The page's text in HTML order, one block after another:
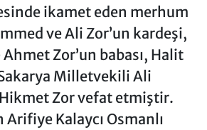
ikamet eden merhum
ve Ali Zor’un kardeşi,
Zor’un babası, Halit
Milletvekili Ali
Hikmet Zor vefat etmiştir.
Arifiye Kalaycı Osmanlı